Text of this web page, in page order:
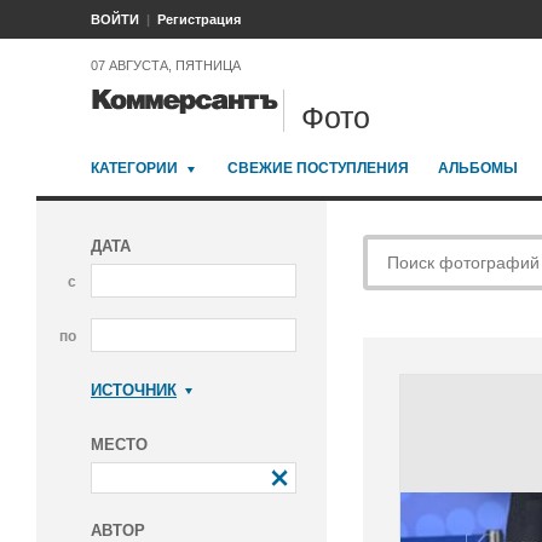
ВОЙТИ Регистрация
07 АВГУСТА, ПЯТНИЦА
Фото
КАТЕГОРИИ СВЕЖИЕ ПОСТУПЛЕНИЯ АЛЬБОМЫ
ДАТА
с
по
ИСТОЧНИК
МЕСТО
АВТОР